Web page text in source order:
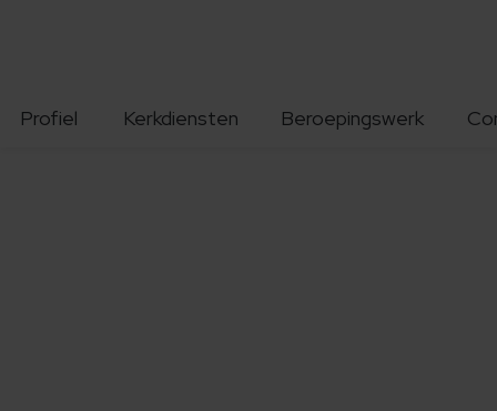
Profiel Kerkdiensten Beroepingswerk